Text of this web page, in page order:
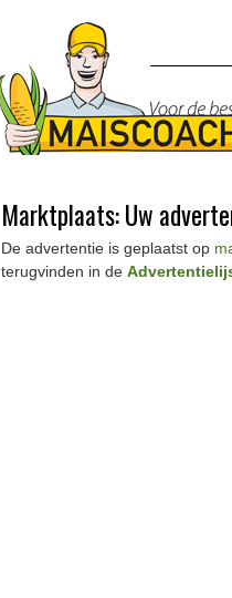
Marktplaats: Uw
De advertentie is geplaatst op
terugvinden in de